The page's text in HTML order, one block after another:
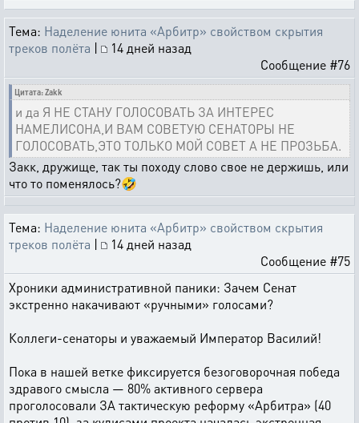
Тема: Наделение юнита «Арбитр» свойством скрытия
треков полёта |
14 дней назад
Сообщение #76
Цитата: Zakk
и да Я НЕ СТАНУ ГОЛОСОВАТЬ ЗА ИНТЕРЕС
НАМЕЛИСОНА,И ВАМ СОВЕТУЮ СЕНАТОРЫ НЕ
ГОЛОСОВАТЬ,ЭТО ТОЛЬКО МОЙ СОВЕТ А НЕ ПРОЗЬБА.
Закк, дружище, так ты походу слово свое не держишь, или
что то поменялось?🤣
Тема: Наделение юнита «Арбитр» свойством скрытия
треков полёта |
14 дней назад
Сообщение #75
Хроники административной паники: Зачем Сенат
экстренно накачивают «ручными» голосами?
Коллеги-сенаторы и уважаемый Император Василий!
Пока в нашей ветке фиксируется безоговорочная победа
здравого смысла — 80% активного сервера
проголосовали ЗА тактическую реформу «Арбитра» (40